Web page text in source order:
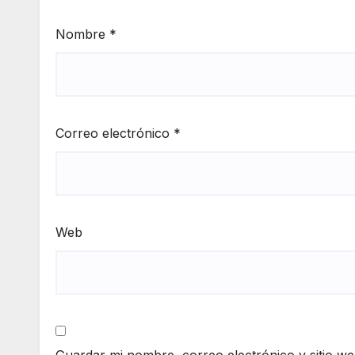
Nombre *
Correo electrónico *
Web